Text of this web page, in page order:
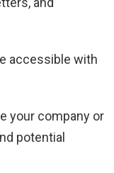
accessible with
your company or
potential